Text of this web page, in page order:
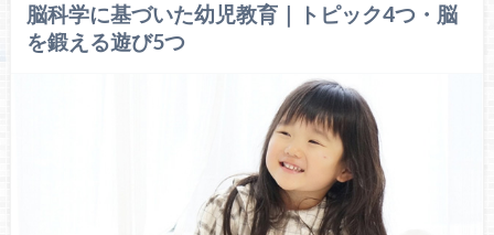
脳科学に基づいた幼児教育｜トピック4つ・脳
を鍛える遊び5つ